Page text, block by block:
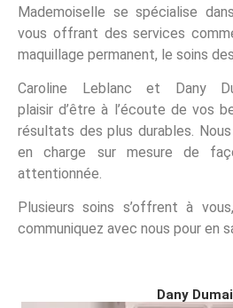
Mademoiselle se spécialise
vous offrant des services
maquillage permanent, le soins
Caroline Leblanc et Dany
plaisir d’être à l’écoute de vos
résultats des plus durables.
en charge sur mesure de
attentionnée.
Plusieurs soins s’offrent à
communiquez avec nous pour en
Dany